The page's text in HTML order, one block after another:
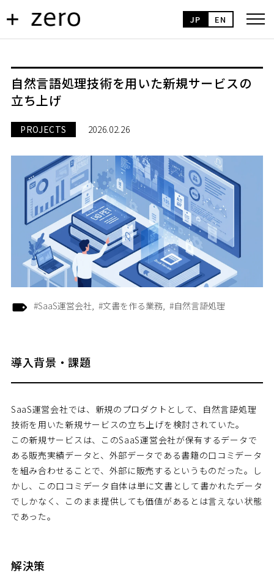
JP EN
自然言語処理技術を用いた新規サービスの
立ち上げ
PROJECTS 2026.02.26
#SaaS運営会社 #文書を作る業務 #自然言語処理
導入背景・課題
SaaS運営会社では、新規のプロダクトとして、自然言語処理
技術を用いた新規サービスの立ち上げを検討されていた。
この新規サービスは、このSaaS運営会社が保有するデータで
ある販売実績データと、外部データである書籍の口コミデータ
を組み合わせることで、外部に販売するというものだった。し
かし、この口コミデータ自体は単に文書として書かれたデータ
でしかなく、このまま提供しても価値があるとは言えない状態
であった。
解決策